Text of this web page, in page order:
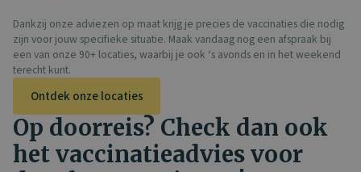
Dankzij onze adviezen op maat krijg je precies de vaccinaties die nodig
zijn voor jouw specifieke situatie. Maak vandaag nog een afspraak bij
een van onze 90+ locaties, waarbij je ook ‘s avonds en in het weekend
terecht kunt.
Ontdek onze locaties
Op doorreis? Check dan ook
het vaccinatieadvies voor